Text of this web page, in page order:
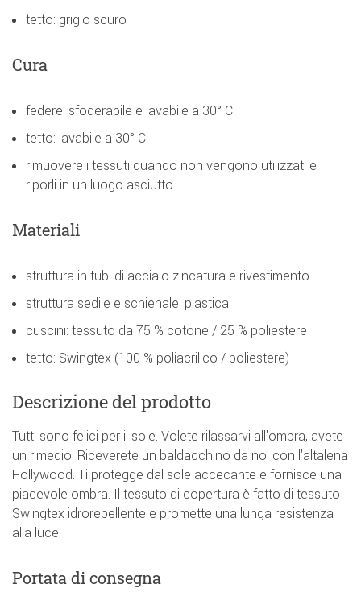
tetto: grigio scuro
Cura
federe: sfoderabile e lavabile a 30° C
tetto: lavabile a 30° C
rimuovere i tessuti quando non vengono utilizzati e
riporli in un luogo asciutto
Materiali
struttura in tubi di acciaio zincatura e rivestimento
struttura sedile e schienale: plastica
cuscini: tessuto da 75 % cotone / 25 % poliestere
tetto: Swingtex (100 % poliacrilico / poliestere)
Descrizione del prodotto
Tutti sono felici per il sole. Volete rilassarvi all'ombra, avete
un rimedio. Riceverete un baldacchino da noi con l'altalena
Hollywood. Ti protegge dal sole accecante e fornisce una
piacevole ombra. Il tessuto di copertura è fatto di tessuto
Swingtex idrorepellente e promette una lunga resistenza
alla luce.
Portata di consegna